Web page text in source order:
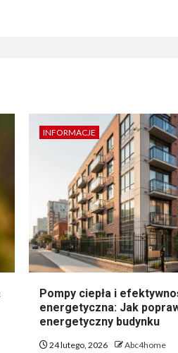
INFORMACJE
Pompy ciepła i
energetyczna: Jak
energetyczny budynku
24 lutego, 2026 Abc4home